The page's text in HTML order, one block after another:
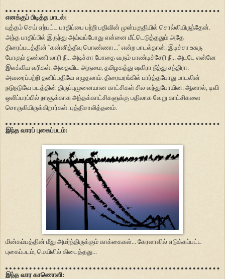
எனக்குப் பிடித்த பாடல்:
யுத்தம் செய் ஏற்பட்ட பாதிப்பை பற்றி பதிவின் முன்பகுதியில் சொல்லியிருந்தேன்.
அந்த பாதிப்பில் இருந்து அவ்வப்போது என்னை மீட்டெடுத்ததும் அதே
திரைப்படத்தின் “கன்னித்தீவு பொண்ணா... ” என்ற பாடல்தான். இடிச்சா உசுரு
போகும் தண்ணி லாரி நீ... அடிச்சா போதை வரும் பாண்டிச்சேரி நீ... அடடே என்னே
இலக்கிய வரிகள். அதைவிட அருமை, தமிழகத்து ஷகிரா நீத்து சந்திரா.
அவரைப்பற்றி தனிப்பதிவே எழுதலாம். திரையரங்கில் பார்த்தபோது பாடலின்
நடுநடுவே படத்தின் திருப்புமுனையான காட்சிகள் சில வந்துபோயின. ஆனால், டிவி
ஒளிப்பரப்பில் நாசூக்காக அந்தக்காட்சிகளுக்கு பதிலாக வேறு காட்சிகளை
சொருகியிருக்கிறார்கள். புத்திசாலித்தனம்.
இந்த வாரப் புகைப்படம்:
மின்கம்பத்தின் மீது அமர்ந்திருக்கும் காக்கைகள்... கேரளாவில் எடுக்கப்பட்ட
புகைப்படம், மெயிலில் கிடைத்தது...
இந்த வார காணொளி: